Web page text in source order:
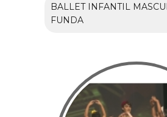
BALLET INFANTIL
FUNDA